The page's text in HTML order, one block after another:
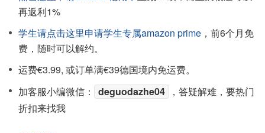
再返利1%
学生请点击这里申请学生专属amazon prime ，前6个月免
费，随时可以解约。
运费€3.99, 或订单满€39德国境内免运费。
加客服小编微信：
deguodazhe04
，答疑解难，要热门
折扣来找我